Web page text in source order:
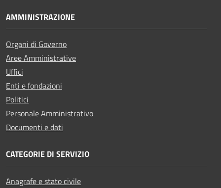
AMMINISTRAZIONE
Organi di Governo
Aree Amministrative
Uffici
Enti e fondazioni
Politici
Personale Amministrativo
Documenti e dati
CATEGORIE DI SERVIZIO
Anagrafe e stato civile